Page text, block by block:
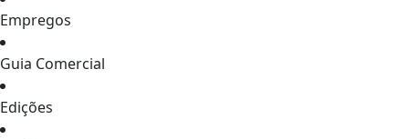
Empregos
Guia Comercial
Edições